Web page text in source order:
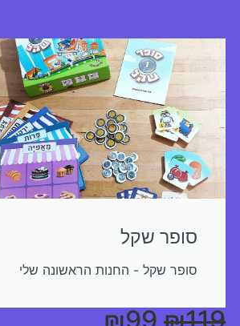
סופר שקל
סופר שקל - החנות הראשונה שלי